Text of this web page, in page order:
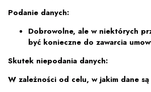
Podanie danych:
Dobrowolne, ale w niektórych
być konieczne do zawarcia
Skutek niepodania danych:
W zależności od celu, w jakim dane